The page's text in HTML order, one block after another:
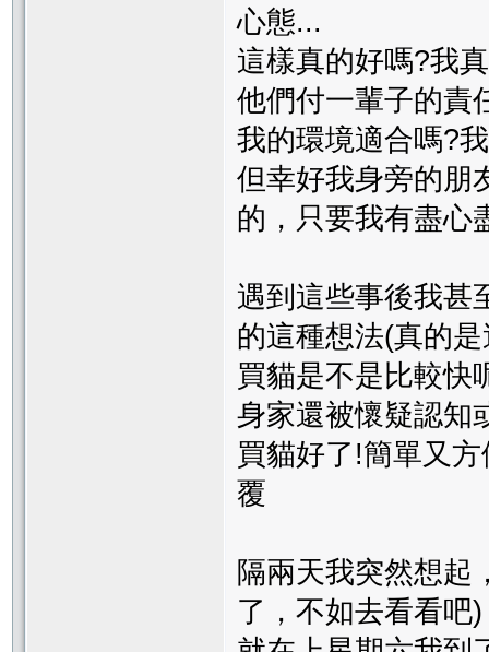
心態...
這樣真的好嗎?我
他們付一輩子的責
我的環境適合嗎?
但幸好我身旁的朋
的，只要我有盡心
遇到這些事後我甚
的這種想法(真的
買貓是不是比較快
身家還被懷疑認知
買貓好了!簡單又
覆
隔兩天我突然想起
了，不如去看看吧)